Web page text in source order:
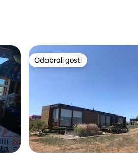
„Odabrali gosti”
Odabrali gosti
Odabrali gosti